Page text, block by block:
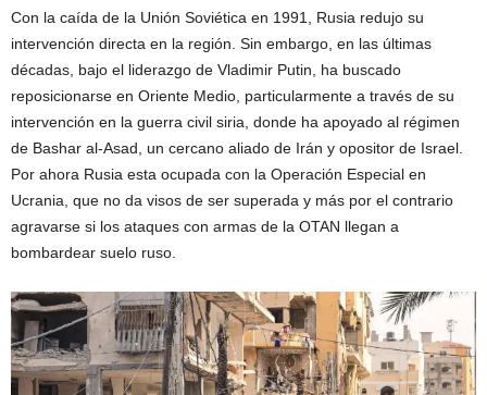
Con la caída de la Unión Soviética en 1991, Rusia redujo su
intervención directa en la región. Sin embargo, en las últimas
décadas, bajo el liderazgo de Vladimir Putin, ha buscado
reposicionarse en Oriente Medio, particularmente a través de su
intervención en la guerra civil siria, donde ha apoyado al régimen
de Bashar al-Asad, un cercano aliado de Irán y opositor de Israel.
Por ahora Rusia esta ocupada con la Operación Especial en
Ucrania, que no da visos de ser superada y más por el contrario
agravarse si los ataques con armas de la OTAN llegan a
bombardear suelo ruso.